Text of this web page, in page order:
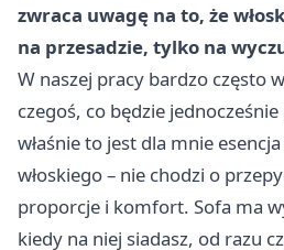
zwraca uwagę na to, że
na przesadzie, tylko na
W naszej pracy bardzo często
czegoś, co będzie
właśnie to jest dla mnie
włoskiego – nie chodzi o
proporcje i komfort. Sofa ma
kiedy na niej siadasz, od razu